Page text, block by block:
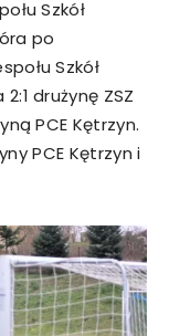
Szkół
po
Szkół
drużynę ZSZ
PCE Kętrzyn.
PCE Kętrzyn i